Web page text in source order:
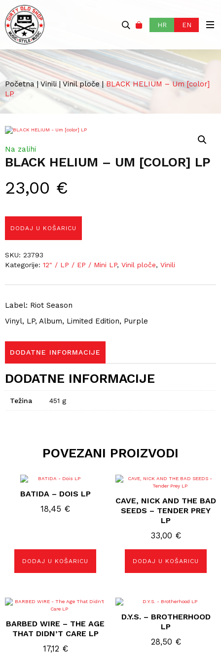
HR EN
Početna | Vinili | Vinil ploče|BLACK HELIUM – Um [color]
LP
BLACK HELIUM – UM [COLOR] LP
23,00 €
Label: Riot Season
Vinyl, LP, Album, Limited Edition, Purple
Na zalihi
DODAJ U KOŠARICU
SKU: 23793
Kategorije: 12" / LP / EP / Mini LP, Vinil ploče, Vinili
DODATNE INFORMACIJE
DODATNE INFORMACIJE
Težina 451 g
POVEZANI PROIZVODI
BATIDA – DOIS LP
18,45 €
DODAJ U KOŠARICU
CAVE, NICK AND THE BAD
SEEDS – TENDER PREY
LP
33,00 €
DODAJ U KOŠARICU
BARBED WIRE – THE AGE
THAT DIDN’T CARE LP
17,12 €
D.Y.S. – BROTHERHOOD
LP
28,50 €